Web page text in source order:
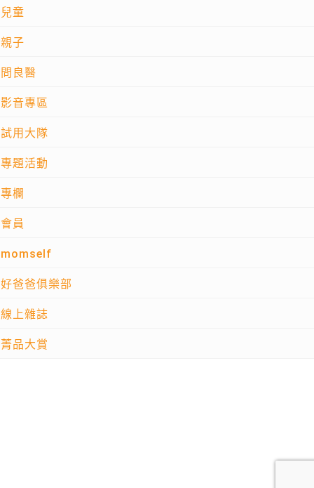
兒童
親子
問良醫
影音專區
試用大隊
專題活動
專欄
會員
momself
好爸爸俱樂部
線上雜誌
菁品大賞